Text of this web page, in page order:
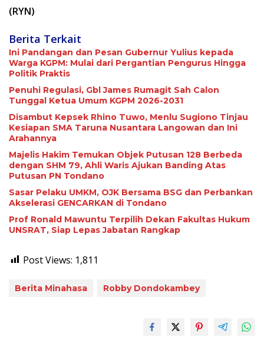
(RYN)
Berita Terkait
Ini Pandangan dan Pesan Gubernur Yulius kepada
Warga KGPM: Mulai dari Pergantian Pengurus Hingga
Politik Praktis
Penuhi Regulasi, Gbl James Rumagit Sah Calon
Tunggal Ketua Umum KGPM 2026-2031
Disambut Kepsek Rhino Tuwo, Menlu Sugiono Tinjau
Kesiapan SMA Taruna Nusantara Langowan dan Ini
Arahannya
Majelis Hakim Temukan Objek Putusan 128 Berbeda
dengan SHM 79, Ahli Waris Ajukan Banding Atas
Putusan PN Tondano
Sasar Pelaku UMKM, OJK Bersama BSG dan Perbankan
Akselerasi GENCARKAN di Tondano
Prof Ronald Mawuntu Terpilih Dekan Fakultas Hukum
UNSRAT, Siap Lepas Jabatan Rangkap
Post Views: 1,811
Berita Minahasa Robby Dondokambey